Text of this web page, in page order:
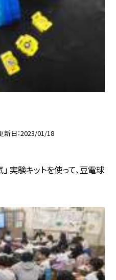
新日 2023/01/18
実験キットを使って、豆電球